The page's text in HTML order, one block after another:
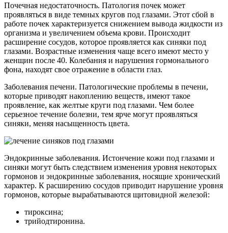
Почечная недостаточность. Патология почек может
проявляться в виде темных кругов под глазами. Этот сбой в
работе почек характеризуется снижением вывода жидкости из
организма и увеличением объема крови. Происходит
расширение сосудов, которое проявляется как синяки под
глазами. Возрастные изменения чаще всего имеют место у
женщин после 40. Колебания и нарушения гормонального
фона, находят свое отражение в области глаз.
Заболевания печени. Патологические проблемы в печени,
которые приводят накоплению веществ, имеют такое
проявление, как желтые круги под глазами. Чем более
серьезное течение болезни, тем ярче могут проявляться
синяки, меняя насыщенность цвета.
Эндокринные заболевания. Истончение кожи под глазами и
синяки могут быть следствием изменения уровня некоторых
гормонов и эндокринные заболевания, носящие хронический
характер. К расширению сосудов приводит нарушение уровня
гормонов, которые вырабатываются щитовидной железой:
тироксина;
трийодтиронина.